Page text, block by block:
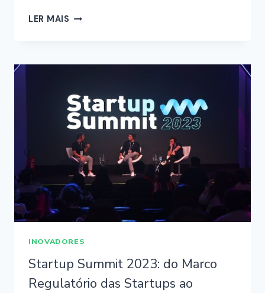
LER MAIS
INOVADORES
Startup Summit 2023: do Marco
Regulatório das Startups ao